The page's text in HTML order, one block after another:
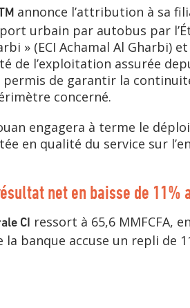
annonce l’attribution à sa
urbain par autobus par
» (ECI Achamal Al Gharbi)
de l’exploitation assurée
permis de garantir la
concerné.
engagera à terme le
en qualité du service sur
résultat net en baisse de 11%
CI ressort à 65,6 MMFCFA,
banque accuse un repli de